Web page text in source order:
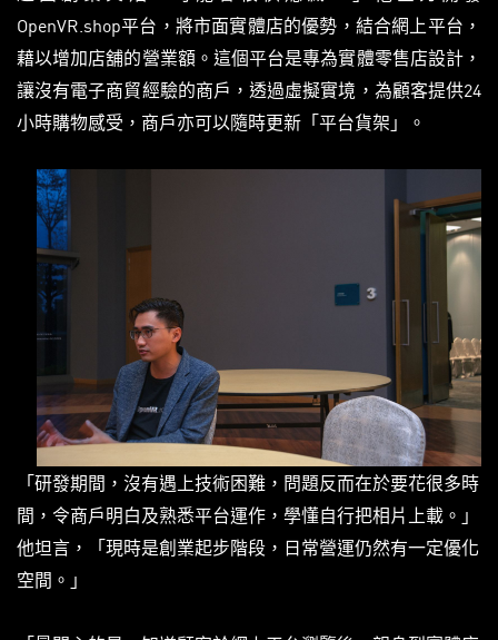
OpenVR.shop平台，將市面實體店的優勢，結合網上平台，
藉以增加店舖的營業額。這個平台是專為實體零售店設計，
讓沒有電子商貿經驗的商戶，透過虛擬實境，為顧客提供24
小時購物感受，商戶亦可以隨時更新「平台貨架」。
「研發期間，沒有遇上技術困難，問題反而在於要花很多時
間，令商戶明白及熟悉平台運作，學懂自行把相片上載。」
他坦言，「現時是創業起步階段，日常營運仍然有一定優化
空間。」